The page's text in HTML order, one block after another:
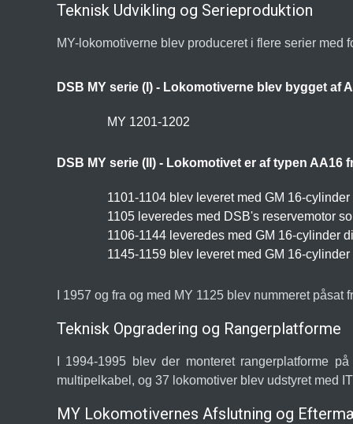
Teknisk Udvikling og Serieproduktion
MY-lokomotiverne blev produceret i flere serier med
DSB MY serie (I) - Lokomotiverne blev bygget
MY 1201-1202
DSB MY serie (II) - Lokomotivet er af typen
1101-1104 blev leveret med GM 16-
1105 leveredes med DSB's reservemotor
1106-1144 leveredes med GM 16-cylinder
1145-1159 blev leveret med GM 16-
I 1957 og fra og med MY 1125 blev nummeret påsat
Teknisk Opgradering og Rangerplatforme
I 1994-1995 blev der monteret rangerplatforme
multipelkabel, og 37 lokomotiver blev udstyret med
MY Lokomotivernes Afslutning og